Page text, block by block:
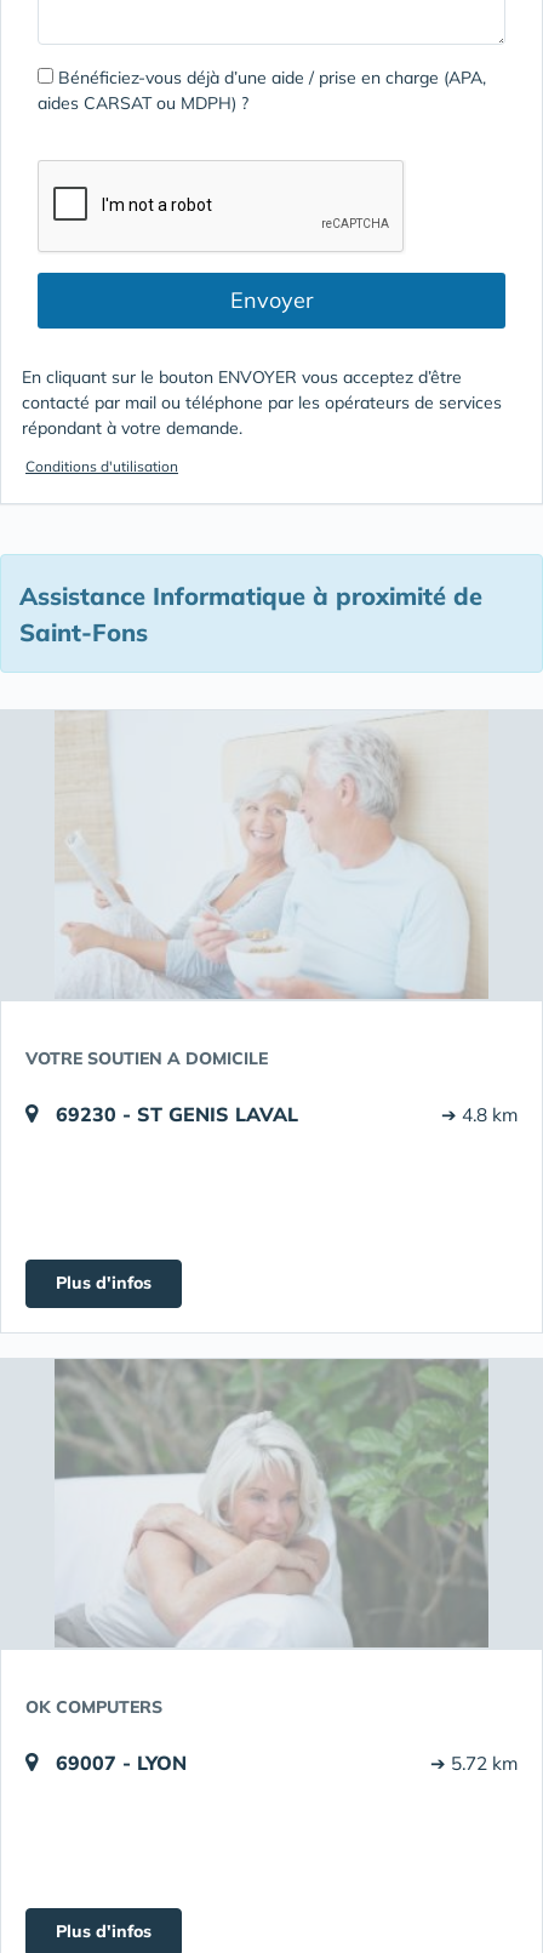
Bénéficiez-vous déjà d’une aide / prise en charge (APA,
aides CARSAT ou MDPH) ?
Envoyer
En cliquant sur le bouton ENVOYER vous acceptez d’être
contacté par mail ou téléphone par les opérateurs de services
répondant à votre demande.
Conditions d'utilisation
Assistance Informatique à proximité de
Saint-Fons
VOTRE SOUTIEN A DOMICILE
69230 - ST GENIS LAVAL ➔ 4.8 km
Plus d'infos
OK COMPUTERS
69007 - LYON ➔ 5.72 km
Plus d'infos